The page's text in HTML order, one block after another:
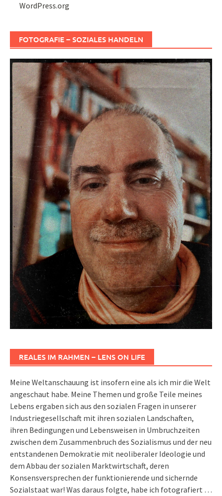
WordPress.org
FOTOGRAFIE – SOZIALES HANDELN
REALES IM RAHMEN – LENS ON LIFE
Meine Weltanschauung ist insofern eine als ich mir die Welt
angeschaut habe. Meine Themen und große Teile meines
Lebens ergaben sich aus den sozialen Fragen in unserer
Industriegesellschaft mit ihren sozialen Landschaften,
ihren Bedingungen und Lebensweisen in Umbruchzeiten
zwischen dem Zusammenbruch des Sozialismus und der neu
entstandenen Demokratie mit neoliberaler Ideologie und
dem Abbau der sozialen Marktwirtschaft, deren
Konsensversprechen der funktionierende und sichernde
Sozialstaat war! Was daraus folgte, habe ich fotografiert …